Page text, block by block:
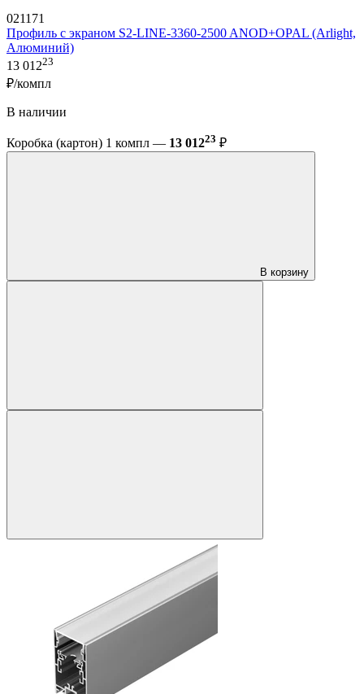
021171
Профиль с экраном S2-LINE-3360-2500 ANOD+OPAL (Arlight,
Алюминий)
13 01223
₽/компл
В наличии
Коробка (картон) 1 компл — 13 01223 ₽
В корзину